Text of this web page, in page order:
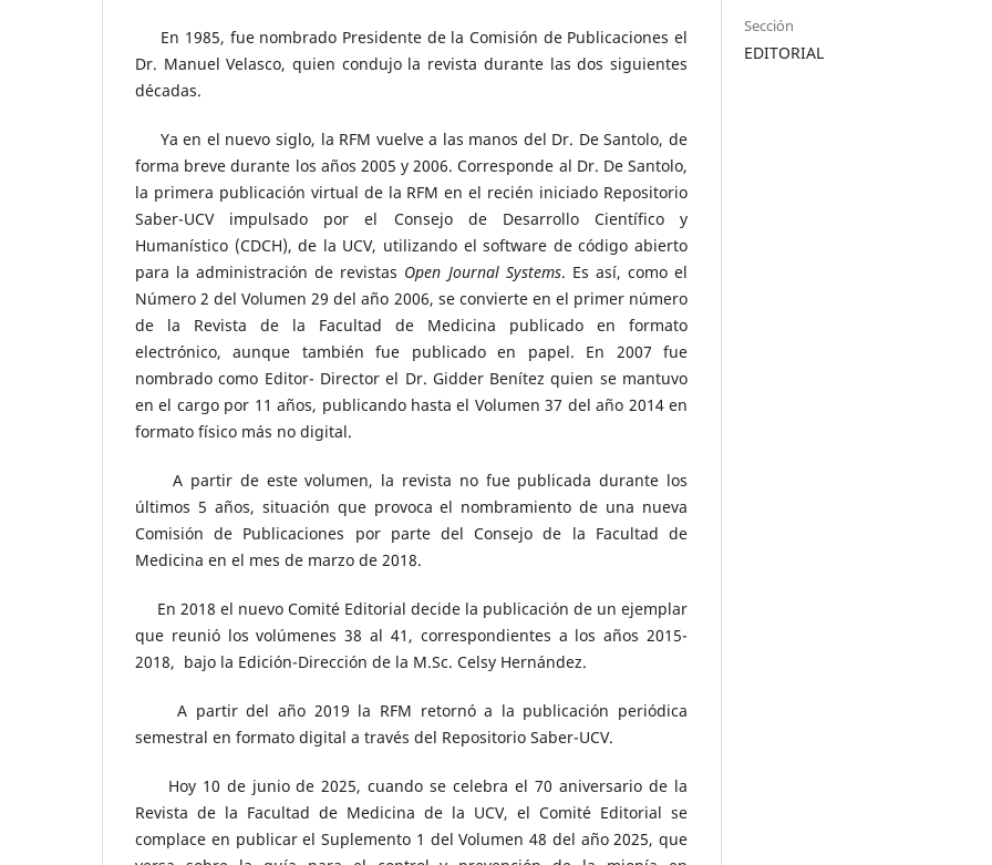
En 1985, fue nombrado Presidente de la Comisión de Publicaciones el
Dr. Manuel Velasco, quien condujo la revista durante las dos siguientes
décadas.
Ya en el nuevo siglo, la RFM vuelve a las manos del Dr. De Santolo, de
forma breve durante los años 2005 y 2006. Corresponde al Dr. De Santolo,
la primera publicación virtual de la RFM en el recién iniciado Repositorio
Saber-UCV impulsado por el Consejo de Desarrollo Científico y
Humanístico (CDCH), de la UCV, utilizando el software de código abierto
para la administración de revistas Open Journal Systems. Es así, como el
Número 2 del Volumen 29 del año 2006, se convierte en el primer número
de la Revista de la Facultad de Medicina publicado en formato
electrónico, aunque también fue publicado en papel. En 2007 fue
nombrado como Editor- Director el Dr. Gidder Benítez quien se mantuvo
en el cargo por 11 años, publicando hasta el Volumen 37 del año 2014 en
formato físico más no digital.
A partir de este volumen, la revista no fue publicada durante los
últimos 5 años, situación que provoca el nombramiento de una nueva
Comisión de Publicaciones por parte del Consejo de la Facultad de
Medicina en el mes de marzo de 2018.
En 2018 el nuevo Comité Editorial decide la publicación de un ejemplar
que reunió los volúmenes 38 al 41, correspondientes a los años 2015-
2018, bajo la Edición-Dirección de la M.Sc. Celsy Hernández.
A partir del año 2019 la RFM retornó a la publicación periódica
semestral en formato digital a través del Repositorio Saber-UCV.
Hoy 10 de junio de 2025, cuando se celebra el 70 aniversario de la
Revista de la Facultad de Medicina de la UCV, el Comité Editorial se
complace en publicar el Suplemento 1 del Volumen 48 del año 2025, que
Sección
EDITORIAL